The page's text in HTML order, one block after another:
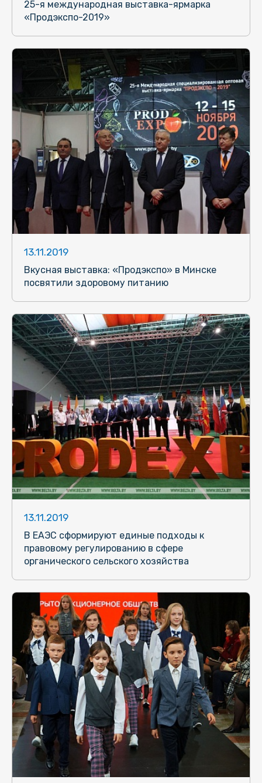
25-я международная выставка-ярмарка
«Продэкспо-2019»
13.11.2019
Вкусная выставка: «Продэкспо» в Минске
посвятили здоровому питанию
13.11.2019
В ЕАЭС сформируют единые подходы к
правовому регулированию в сфере
органического сельского хозяйства